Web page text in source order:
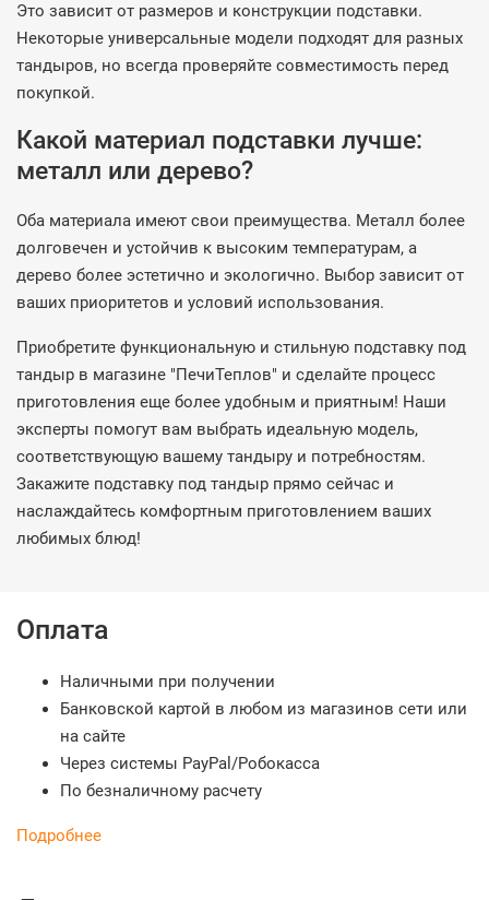
Это зависит от размеров и конструкции подставки.
Некоторые универсальные модели подходят для разных
тандыров, но всегда проверяйте совместимость перед
покупкой.
Какой материал подставки лучше:
металл или дерево?
Оба материала имеют свои преимущества. Металл более
долговечен и устойчив к высоким температурам, а
дерево более эстетично и экологично. Выбор зависит от
ваших приоритетов и условий использования.
Приобретите функциональную и стильную подставку под
тандыр в магазине "ПечиТеплов" и сделайте процесс
приготовления еще более удобным и приятным! Наши
эксперты помогут вам выбрать идеальную модель,
соответствующую вашему тандыру и потребностям.
Закажите подставку под тандыр прямо сейчас и
наслаждайтесь комфортным приготовлением ваших
любимых блюд!
Оплата
Наличными при получении
Банковской картой в любом из магазинов сети или
на сайте
Через системы PayPal/Робокасса
По безналичному расчету
Подробнее